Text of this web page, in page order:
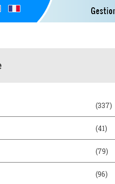
(337)
(41)
(79)
(96)